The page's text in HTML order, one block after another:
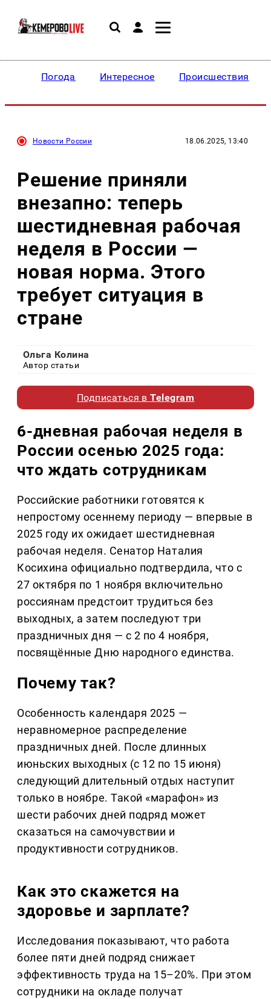
Погода Интересное Происшествия
Новости России 18.06.2025, 13:40
Решение приняли
внезапно: теперь
шестидневная рабочая
неделя в России —
новая норма. Этого
требует ситуация в
стране
Ольга Колина
Автор статьи
Подписаться вTelegram
6-дневная рабочая неделя в
России осенью 2025 года:
что ждать сотрудникам
Российские работники готовятся к
непростому осеннему периоду — впервые в
2025 году их ожидает шестидневная
рабочая неделя. Сенатор Наталия
Косихина официально подтвердила, что с
27 октября по 1 ноября включительно
россиянам предстоит трудиться без
выходных, а затем последуют три
праздничных дня — с 2 по 4 ноября,
посвящённые Дню народного единства.
Почему так?
Особенность календаря 2025 —
неравномерное распределение
праздничных дней. После длинных
июньских выходных (с 12 по 15 июня)
следующий длительный отдых наступит
только в ноябре. Такой «марафон» из
шести рабочих дней подряд может
сказаться на самочувствии и
продуктивности сотрудников.
Как это скажется на
здоровье и зарплате?
Исследования показывают, что работа
более пяти дней подряд снижает
эффективность труда на 15–20%. При этом
сотрудники на окладе получат